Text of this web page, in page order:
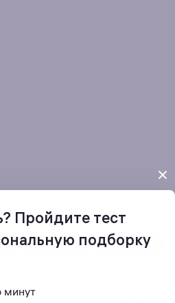
обратную связь
. Использование сайта означает согласие
Пройдите тест
подборку
минут